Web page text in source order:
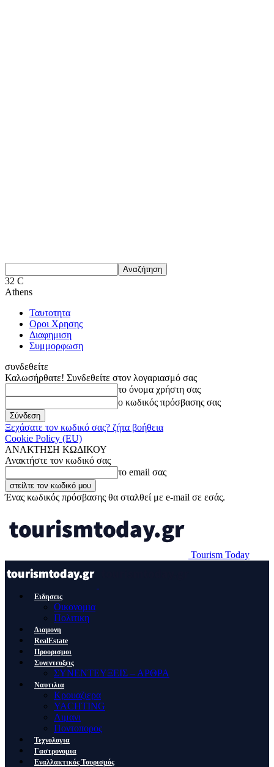
32 C
Athens
Ταυτοτητα
Οροι Χρησης
Διαφημιση
Συμμορφωση
συνδεθείτε
Καλωσήρθατε! Συνδεθείτε στον λογαριασμό σας
το όνομα χρήστη σας
ο κωδικός πρόσβασης σας
Ξεχάσατε τον κωδικό σας? ζήτα βοήθεια
Cookie Policy (EU)
ΑΝΑΚΤΗΣΗ ΚΩΔΙΚΟΥ
Ανακτήστε τον κωδικό σας
το email σας
Ένας κωδικός πρόσβασης θα σταλθεί με e-mail σε εσάς.
Tourism Today
Ειδησεις
Οικονομια
Πολιτικη
Διαμονη
RealEstate
Προορισμοι
Συνεντευξεις
ΣΥΝΕΝΤΕΥΞΕΙΣ – ΑΡΘΡΑ
Ναυτιλια
Κρουαζιερα
YACHTING
Λιμανι
Ποντοπορος
Τεχνολογια
Γαστρονομια
Εναλλακτικός Τουρισμός